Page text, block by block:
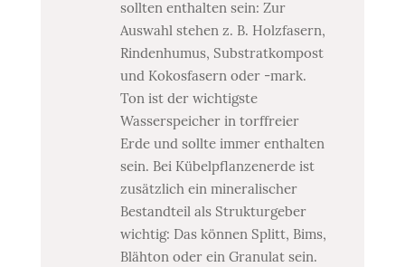
sollten enthalten sein: Zur
Auswahl stehen z. B. Holzfasern,
Rindenhumus, Substratkompost
und Kokosfasern oder -mark.
Ton ist der wichtigste
Wasserspeicher in torffreier
Erde und sollte immer enthalten
sein. Bei Kübelpflanzenerde ist
zusätzlich ein mineralischer
Bestandteil als Strukturgeber
wichtig: Das können Splitt, Bims,
Blähton oder ein Granulat sein.